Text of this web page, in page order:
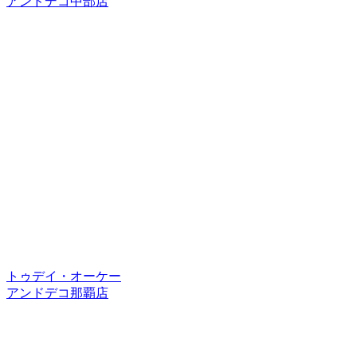
トゥデイ・オーケー
アンドデコ那覇店